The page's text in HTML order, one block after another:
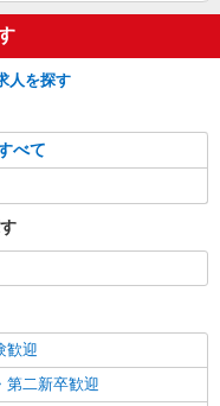
詳細を見る
＜日払い有/週払い有/交
含む)＞
詳細を見る
人を探す
べて
歓迎
第二新卒歓迎